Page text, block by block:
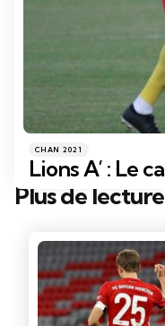
Catégories
Posté
dans
CHAN 2021
Lions A’ : Le
Plus de lecture
Post